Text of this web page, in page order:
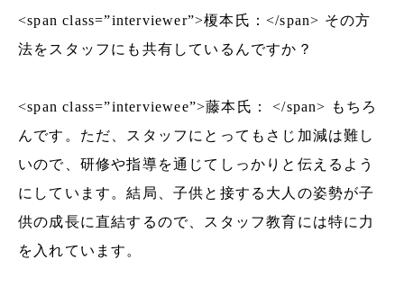
<span class=”interviewer”>榎本氏：</span> その方
法をスタッフにも共有しているんですか？
<span class=”interviewee”>藤本氏： </span> もちろ
んです。ただ、スタッフにとってもさじ加減は難し
いので、研修や指導を通じてしっかりと伝えるよう
にしています。結局、子供と接する大人の姿勢が子
供の成長に直結するので、スタッフ教育には特に力
を入れています。